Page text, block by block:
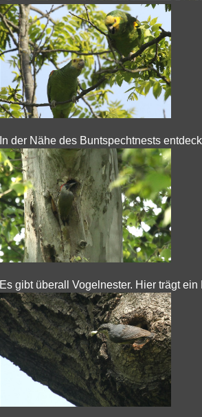
In der Nähe des Buntspechtnests
Es gibt überall Vogelnester. Hier trägt